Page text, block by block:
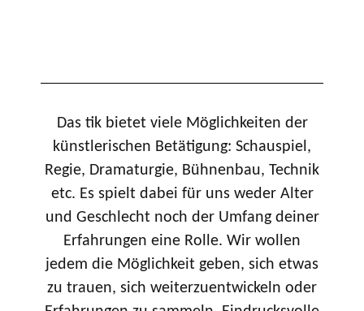
Das tik bietet viele Möglichkeiten der
künstlerischen Betätigung: Schauspiel,
Regie, Dramaturgie, Bühnenbau, Technik
etc. Es spielt dabei für uns weder Alter
und Geschlecht noch der Umfang deiner
Erfahrungen eine Rolle. Wir wollen
jedem die Möglichkeit geben, sich etwas
zu trauen, sich weiterzuentwickeln oder